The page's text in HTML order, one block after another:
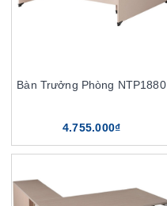
Bàn Trưởng Phòng NTP1880
4.755.000₫